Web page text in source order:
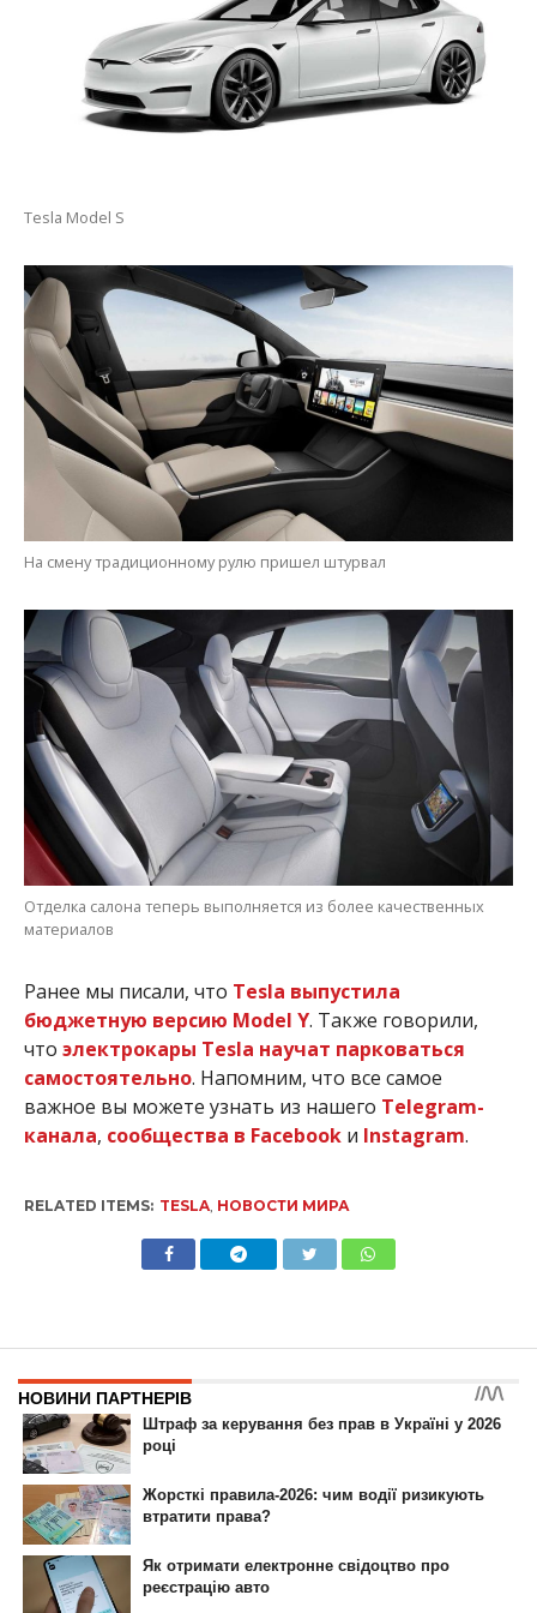
Tesla Model S
На смену традиционному рулю пришел штурвал
Отделка салона теперь выполняется из более качественных
материалов
Ранее мы писали, что Tesla выпустила
бюджетную версию Model Y. Также говорили,
что электрокары Tesla научат парковаться
самостоятельно. Напомним, что все самое
важное вы можете узнать из нашего Telegram-
канала, сообщества в Facebookи Instagram.
RELATED ITEMS: TESLA, НОВОСТИ МИРА